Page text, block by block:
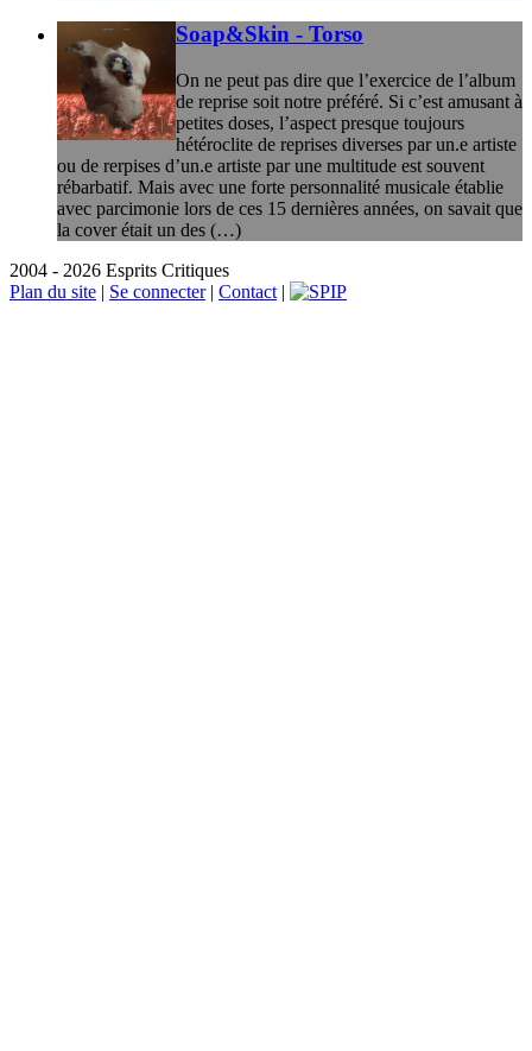
Soap&Skin - Torso
On ne peut pas dire que l’exercice de l’album
de reprise soit notre préféré. Si c’est amusant à
petites doses, l’aspect presque toujours
hétéroclite de reprises diverses par un.e artiste
ou de rerpises d’un.e artiste par une multitude est souvent
rébarbatif. Mais avec une forte personnalité musicale établie
avec parcimonie lors de ces 15 dernières années, on savait que
la cover était un des (…)
2004 - 2026 Esprits Critiques
Plan du site | Se connecter| Contact |